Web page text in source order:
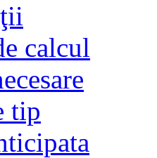
calcul
tip